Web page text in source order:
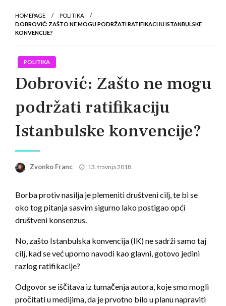
HOMEPAGE
POLITIKA
DOBROVIĆ: ZAŠTO NE MOGU PODRŽATI RATIFIKACIJU ISTANBULSKE
KONVENCIJE?
POLITIKA
Dobrović: Zašto ne mogu
podržati ratifikaciju
Istanbulske konvencije?
Zvonko Franc
Posted
13. travnja 2018.
Borba protiv nasilja je plemeniti društveni cilj, te bi se
oko tog pitanja sasvim sigurno lako postigao opći
društveni konsenzus.
No, zašto Istanbulska konvencija (IK) ne sadrži samo taj
cilj, kad se već uporno navodi kao glavni, gotovo jedini
razlog ratifikacije?
Odgovor se iščitava iz tumačenja autora, koje smo mogli
pročitati u medijima, da je prvotno bilo u planu napraviti